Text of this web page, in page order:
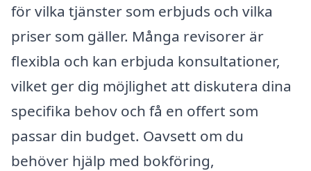
för vilka tjänster som erbjuds och vilka
priser som gäller. Många revisorer är
flexibla och kan erbjuda konsultationer,
vilket ger dig möjlighet att diskutera dina
specifika behov och få en offert som
passar din budget. Oavsett om du
behöver hjälp med bokföring,